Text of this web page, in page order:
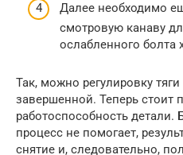
Далее необходимо
смотровую канаву
ослабленного болта
Так, можно регулировку
завершенной. Теперь стоит
работоспособность детали.
процесс не помогает,
снятие и, следовательно,